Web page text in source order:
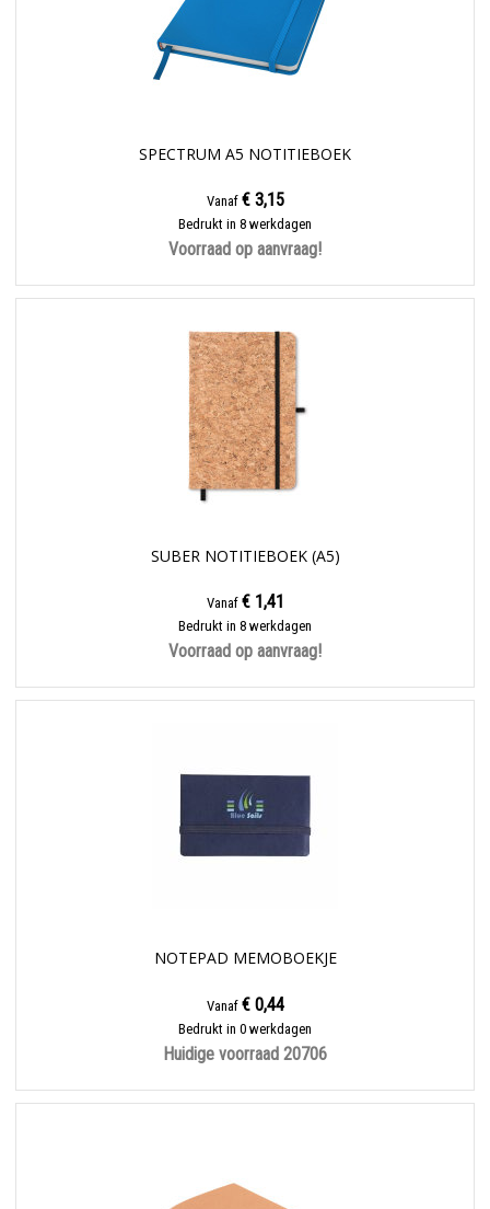
SPECTRUM A5 NOTITIEBOEK
Vanaf € 3,15
Bedrukt in 8 werkdagen
Voorraad op aanvraag!
SUBER NOTITIEBOEK (A5)
Vanaf € 1,41
Bedrukt in 8 werkdagen
Voorraad op aanvraag!
NOTEPAD MEMOBOEKJE
Vanaf € 0,44
Bedrukt in 0 werkdagen
Huidige voorraad 20706